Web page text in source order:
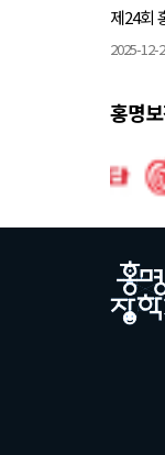
제24회
2025-12-
홍명